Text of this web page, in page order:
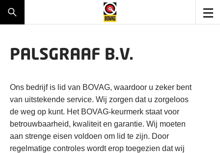
PALSGRAAF B.V.
Ons bedrijf is lid van BOVAG, waardoor u zeker bent
van uitstekende service. Wij zorgen dat u zorgeloos
de weg op kunt. Het BOVAG-keurmerk staat voor
betrouwbaarheid, kwaliteit en garantie. Wij moeten
aan strenge eisen voldoen om lid te zijn. Door
regelmatige controles wordt erop toegezien dat wij